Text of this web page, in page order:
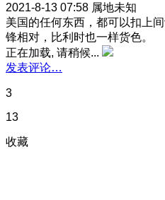
2021-8-13 07:58 属地未知
美国的任何东西，都可以扣上
锋相对，比利时也一样货色。
正在加载, 请稍候...
发表评论…
3
13
收藏